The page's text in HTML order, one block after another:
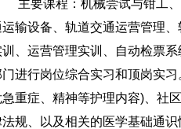
要课程：机械尝试与钳工、
输设备、轨道交通运营管理
运营管理实训、自动检票
门进行岗位综合实习和顶岗
重症、精神等护理内容)、社
法规、以及相关的医学基础